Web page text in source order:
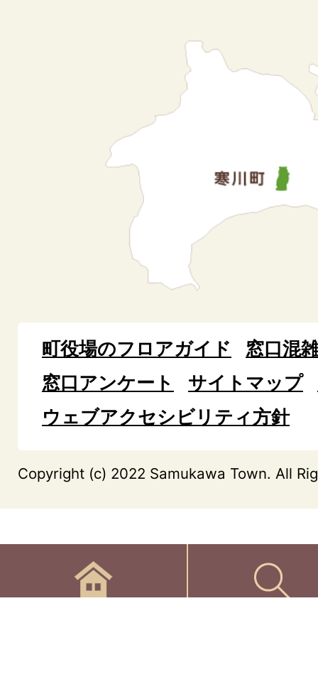
町役場のフロアガイド
窓口混
窓口アンケート
サイトマップ
ウェブアクセシビリティ方針
Copyright (c) 2022 Samukawa Town. All